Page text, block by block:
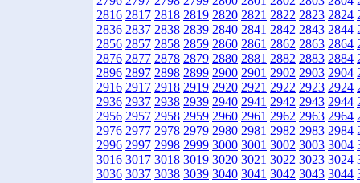
2816 2817 2818 2819 2820 2821 2822 2823 2824
2836 2837 2838 2839 2840 2841 2842 2843 2844
2856 2857 2858 2859 2860 2861 2862 2863 2864
2876 2877 2878 2879 2880 2881 2882 2883 2884
2896 2897 2898 2899 2900 2901 2902 2903 2904
2916 2917 2918 2919 2920 2921 2922 2923 2924
2936 2937 2938 2939 2940 2941 2942 2943 2944
2956 2957 2958 2959 2960 2961 2962 2963 2964
2976 2977 2978 2979 2980 2981 2982 2983 2984
2996 2997 2998 2999 3000 3001 3002 3003 3004
3016 3017 3018 3019 3020 3021 3022 3023 3024
3036 3037 3038 3039 3040 3041 3042 3043 3044